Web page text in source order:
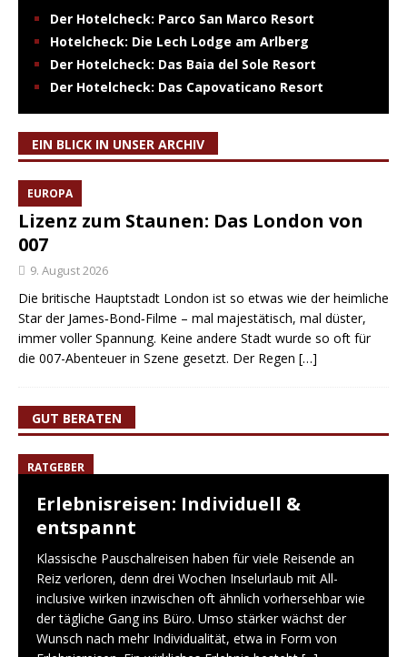
Der Hotelcheck: Parco San Marco Resort
Hotelcheck: Die Lech Lodge am Arlberg
Der Hotelcheck: Das Baia del Sole Resort
Der Hotelcheck: Das Capovaticano Resort
EIN BLICK IN UNSER ARCHIV
EUROPA
Lizenz zum Staunen: Das London von
007
9. August 2026
Die britische Hauptstadt London ist so etwas wie der heimliche
Star der James‑Bond‑Filme – mal majestätisch, mal düster,
immer voller Spannung. Keine andere Stadt wurde so oft für
die 007-Abenteuer in Szene gesetzt. Der Regen […]
GUT BERATEN
RATGEBER
Erlebnisreisen: Individuell &
entspannt
Klassische Pauschalreisen haben für viele Reisende an
Reiz verloren, denn drei Wochen Inselurlaub mit All-
inclusive wirken inzwischen oft ähnlich vorhersehbar wie
der tägliche Gang ins Büro. Umso stärker wächst der
Wunsch nach mehr Individualität, etwa in Form von